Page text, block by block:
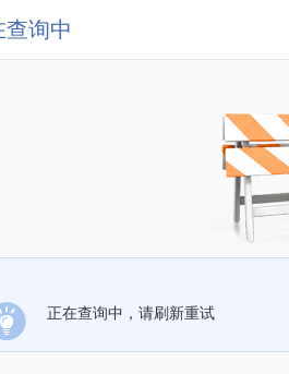
查询中
正在查询中，请刷新重试